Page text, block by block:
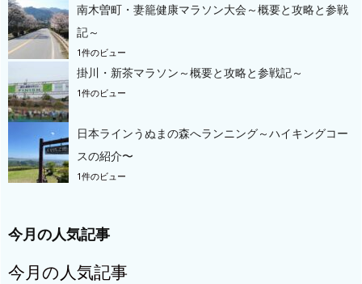
南木曽町・妻籠健康マラソン大会～概要と攻略と参戦
記～
1件のビュー
掛川・新茶マラソン～概要と攻略と参戦記～
1件のビュー
日本ラインうぬまの森へランニング～ハイキングコー
スの紹介〜
1件のビュー
今月の人気記事
今月の人気記事